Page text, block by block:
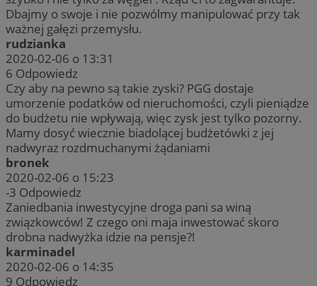
Dbajmy o swoje i nie pozwólmy manipulować przy tak
ważnej gałęzi przemysłu.
rudzianka
2020-02-06 o 13:31
6 Odpowiedz
Czy aby na pewno są takie zyski? PGG dostaje
umorzenie podatków od nieruchomości, czyli pieniądze
do budżetu nie wpływają, więc zysk jest tylko pozorny.
Mamy dosyć wiecznie biadolącej budżetówki z jej
nadwyraz rozdmuchanymi żądaniami
bronek
2020-02-06 o 15:23
-3 Odpowiedz
Zaniedbania inwestycyjne droga pani sa winą
związkowców! Z czego oni maja inwestować skoro
drobna nadwyżka idzie na pensje?!
karminadel
2020-02-06 o 14:35
9 Odpowiedz